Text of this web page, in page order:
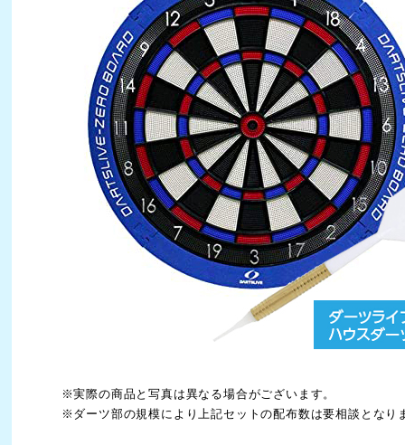
※実際の商品と写真は異なる場合がございます。
※ダーツ部の規模により上記セットの配布数は要相談となり